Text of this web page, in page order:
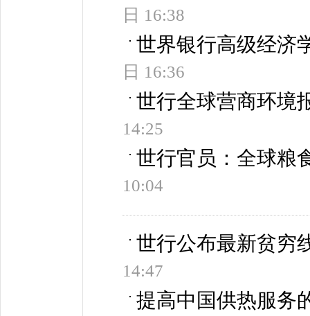
日 16:38
世界银行高级经济
日 16:36
世行全球营商环境
14:25
世行官员：全球粮
10:04
世行公布最新贫穷
14:47
提高中国供热服务